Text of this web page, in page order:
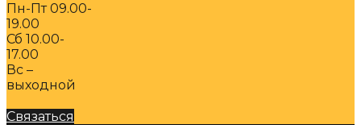
Пн-Пт 09.00-
19.00
Сб 10.00-
17.00
Вс –
выходной
Связаться